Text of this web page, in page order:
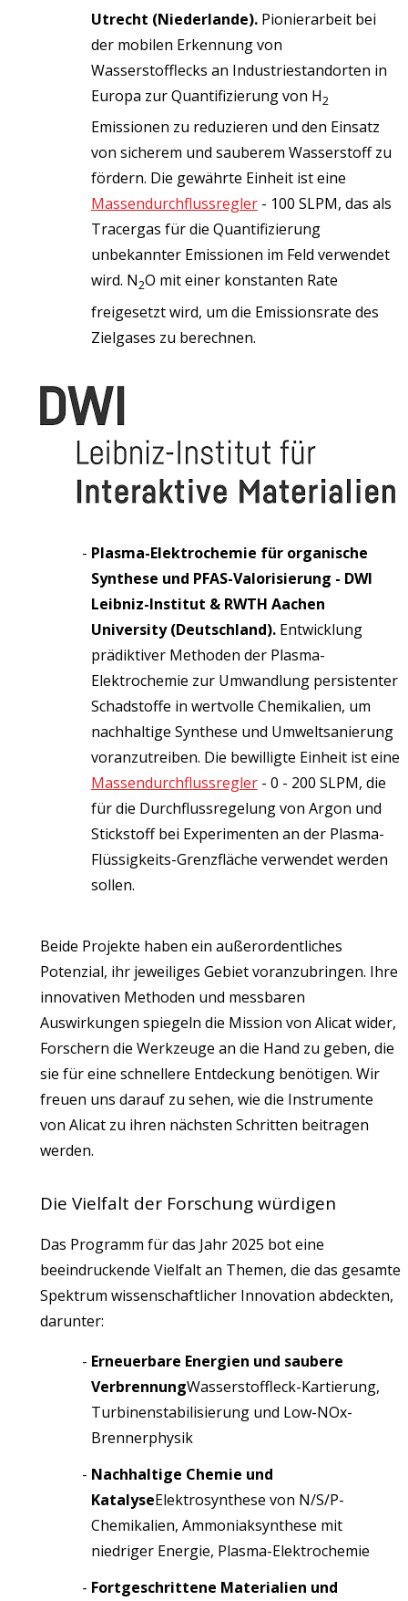
Utrecht (Niederlande).Pionierarbeit bei
der mobilen Erkennung von
Wasserstofflecks an Industriestandorten in
Europa zur Quantifizierung von H2
Emissionen zu reduzieren und den Einsatz
von sicherem und sauberem Wasserstoff zu
fördern. Die gewährte Einheit ist eine
Massendurchflussregler- 100 SLPM, das als
Tracergas für die Quantifizierung
unbekannter Emissionen im Feld verwendet
wird. N2O mit einer konstanten Rate
freigesetzt wird, um die Emissionsrate des
Zielgases zu berechnen.
Plasma-Elektrochemie für organische
Synthese und PFAS-Valorisierung - DWI
Leibniz-Institut & RWTH Aachen
University (Deutschland).Entwicklung
prädiktiver Methoden der Plasma-
Elektrochemie zur Umwandlung persistenter
Schadstoffe in wertvolle Chemikalien, um
nachhaltige Synthese und Umweltsanierung
voranzutreiben. Die bewilligte Einheit ist eine
Massendurchflussregler- 0 - 200 SLPM, die
für die Durchflussregelung von Argon und
Stickstoff bei Experimenten an der Plasma-
Flüssigkeits-Grenzfläche verwendet werden
sollen.
Beide Projekte haben ein außerordentliches
Potenzial, ihr jeweiliges Gebiet voranzubringen. Ihre
innovativen Methoden und messbaren
Auswirkungen spiegeln die Mission von Alicat wider,
Forschern die Werkzeuge an die Hand zu geben, die
sie für eine schnellere Entdeckung benötigen. Wir
freuen uns darauf zu sehen, wie die Instrumente
von Alicat zu ihren nächsten Schritten beitragen
werden.
Die Vielfalt der Forschung würdigen
Das Programm für das Jahr 2025 bot eine
beeindruckende Vielfalt an Themen, die das gesamte
Spektrum wissenschaftlicher Innovation abdeckten,
darunter:
Erneuerbare Energien und saubere
VerbrennungWasserstoffleck-Kartierung,
Turbinenstabilisierung und Low-NOx-
Brennerphysik
Nachhaltige Chemie und
KatalyseElektrosynthese von N/S/P-
Chemikalien, Ammoniaksynthese mit
niedriger Energie, Plasma-Elektrochemie
Fortgeschrittene Materialien und